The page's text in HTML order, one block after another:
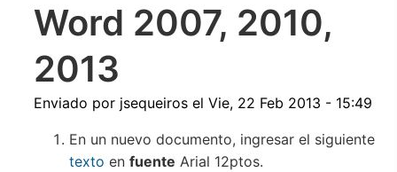
Word 2007, 2010,
2013
Enviado por jsequeiros el Vie, 22 Feb 2013 - 15:49
En un nuevo documento, ingresar el siguiente
texto en fuente Arial 12ptos.